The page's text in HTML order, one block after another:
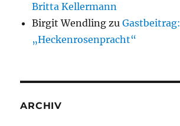
Britta Kellermann
Birgit Wendling zuGastbeitrag:
„Heckenrosenpracht“
ARCHIV